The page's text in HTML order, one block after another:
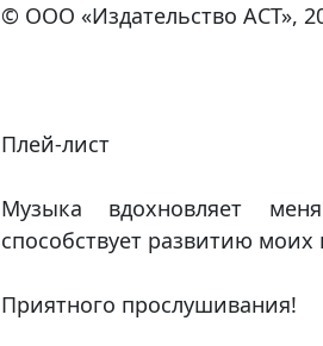
© ООО «Издательство АСТ»,
Плей-лист
Музыка вдохновляет
способствует развитию
Приятного прослушивания!